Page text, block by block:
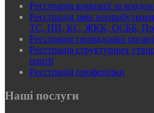
Реєстрація компанії за
Реєстрація змін
ТС, ПП, КС, ЖКК, ОСББ,
Реєстрація громадської
Реєстрація структурних
партії
Реєстрація профспілки
Наші послуги